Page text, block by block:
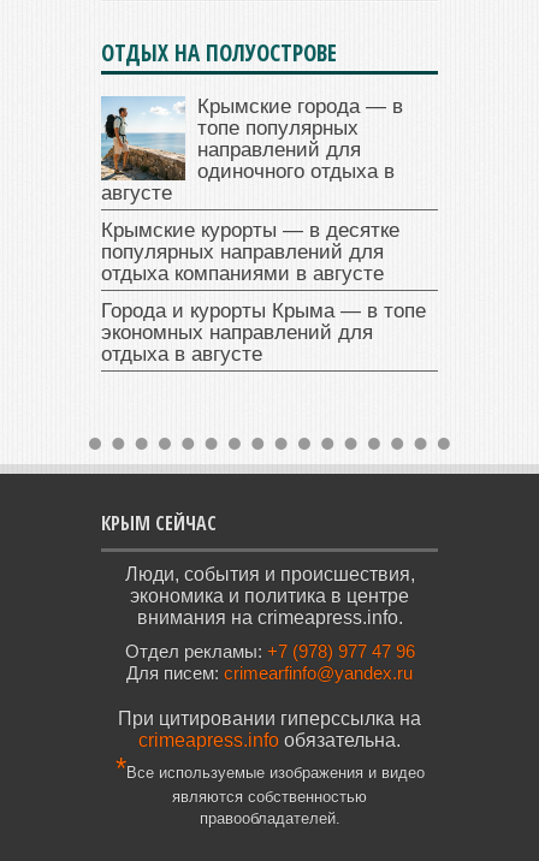
ОТДЫХ НА ПОЛУОСТРОВЕ
Крымские города — в
топе популярных
направлений для
одиночного отдыха в
августе
Крымские курорты — в десятке
популярных направлений для
отдыха компаниями в августе
Города и курорты Крыма — в топе
экономных направлений для
отдыха в августе
КРЫМ СЕЙЧАС
Люди, события и происшествия,
экономика и политика в центре
внимания на crimeapress.info.
Отдел рекламы: +7 (978) 977 47 96
Для писем: crimearfinfo@yandex.ru
При цитировании гиперссылка на
crimeapress.info обязательна.
*Все используемые изображения и видео
являются собственностью
правообладателей.